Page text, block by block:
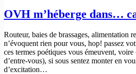
OVH m’héberge dans…
Routeur, baies de brassages, alimentation
n’évoquent rien pour vous, hop! passez
ces termes poétiques vous émeuvent,
d’entre-vous), si sous sentez monter en
d’excitation…